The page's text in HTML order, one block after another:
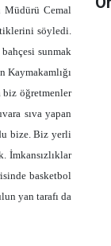
Müdürü Cemal
söyledi.
sunmak
Kaymakamlığı
biz öğretmenler
sıva yapan
bize. Biz yerli
İmkansızlıklar
basketbol
yan tarafı da